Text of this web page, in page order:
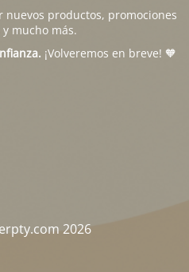
productos, promociones
y mucho más.
¡Volveremos en breve! 🧡
2026